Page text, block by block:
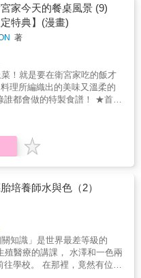
037 第58話 外酥內嫩！炸
話 基礎日式料理 味噌煮鯖
食 083 第60話 蔬菜燉煮得
蔬菜燉肉 107 第61話 有酥
燒蝦仁 131 特別篇 1 某位神
別篇 2 刀具保養篇 如果你
的料理，每話故事後面都有
！大家不妨試著做做看！
宮家今天的餐桌風景 (9)
定特典】(漫畫)
著
！就是要在衛宮家吃的飯才
理所編織出的美味又溫柔的
都會做的特製食譜！ ★首刷
活，讓人怎麼吃都吃不膩的美
stay night」的主角衛宮士
飯再度上菜囉，這次又有哪些
037 第58話 外酥內嫩！炸
話 基礎日式料理 味噌煮鯖
食 083 第60話 蔬菜燉煮得
蔬菜燉肉 107 第61話 有酥
燒蝦仁 131 特別篇 1 某位神
別篇 2 刀具保養篇 如果你
的料理，每話故事後面都有
！大家不妨試著做做看！
培養師水與色（2）
知識」是世界最差等級的
那裡，竟然有位女